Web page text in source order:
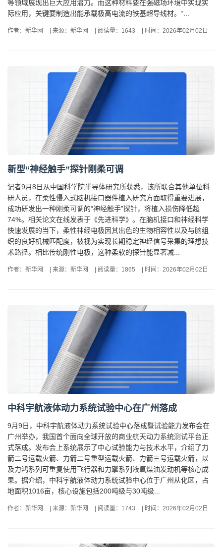
等领域展现出巨大应用潜力。而这种材料要在强磁场环境中实现实
际应用，关键要制造出能承载极高电流的铁基超导线材。“...
作者：新华网 来源：新华网 阅读量：1643 时间：2026年02月02日
新型“神经触手”探针刚柔可调
记者9月8日从中国科学院半导体研究所获悉，该所联合其他单位科
研人员，在柔性侵入式脑机接口器件植入研究方面取得重要进展，
成功研发出一种刚柔可调的“神经触手”探针，将植入损伤降低超
74%。相关论文在线发表于《先进科学》。在脑机接口和神经科学
快速发展的当下，柔性神经电极因其出色的生物相容性以及与脑组
织的良好机械匹配度，被视为实现长期稳定神经信号采集的理想技
术路径。相比传统刚性电极，这种柔软的探针能显著减...
作者：新华网 来源：新华网 阅读量：1865 时间：2026年02月02日
中科宇航液体动力系统试验中心在广州落成
9月9日，中科宇航液体动力系统试验中心落成暨试验能力发布会在
广州举办，我国首个面向全球开放的商业航天动力系统测试平台正
式落成。发布会上系统展示了中心试验能力与技术水平，介绍了力
箭二号运载火箭、力箭二号重型运载火箭、力箭三号运载火箭，以
及力鸿系列可重复使用飞行器和力擎系列液氧煤油发动机等核心成
果。据介绍，中科宇航液体动力系统试验中心位于广州从化区，占
地面积1016亩，核心设施包括200吨级与30吨级...
作者：新华网 来源：新华网 阅读量：1743 时间：2026年02月02日